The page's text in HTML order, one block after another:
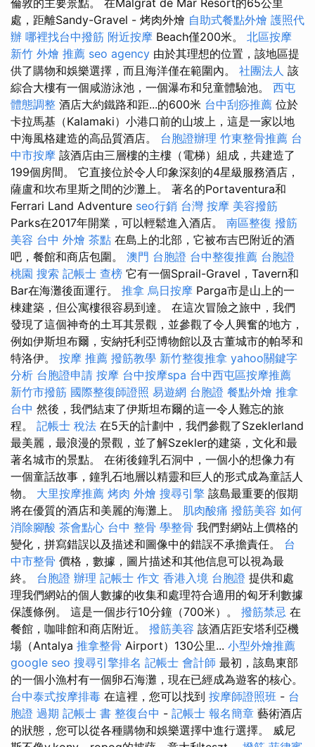
倫敦的主要景點。 在Malgrat de Mar Resort的65公里
處，距離Sandy-Gravel - 烤肉外燴 自助式餐點外燴 護照代
辦 哪裡找台中撥筋 附近按摩 Beach僅200米。 北區按摩
新竹 外燴 推薦 seo agency 由於其理想的位置，該地區提
供了購物和娛樂選擇，而且海洋僅在範圍內。 社團法人 該
綜合大樓有一個咸游泳池，一個瀑布和兒童體驗池。 西屯
體態調整 酒店大約鐵路和距...的600米 台中刮痧推薦 位於
卡拉馬基（Kalamaki）小港口前的山坡上，這是一家以地
中海風格建造的高品質酒店。 台胞證辦理 竹東整骨推薦 台
中市按摩 該酒店由三層樓的主樓（電梯）組成，共建造了
199個房間。 它直接位於令人印象深刻的4星級服務酒店，
薩盧和坎布里斯之間的沙灘上。 著名的Portaventura和
Ferrari Land Adventure seo行銷 台灣 按摩 美容撥筋
Parks在2017年開業，可以輕鬆進入酒店。 南區整復 撥筋
美容 台中 外燴 茶點 在島上的北部，它被布吉巴附近的酒
吧，餐館和商店包圍。 澳門 台胞證 台中整復推薦 台胞證
桃園 搜索 記帳士 查榜 它有一個Sprail-Gravel，Tavern和
Bar在海灘後面運行。 推拿 烏日按摩 Parga市是山上的一
棟建築，但公寓樓很容易到達。 在這次冒險之旅中，我們
發現了這個神奇的土耳其景觀，並參觀了令人興奮的地方，
例如伊斯坦布爾，安納托利亞博物館以及古董城市的帕琴和
特洛伊。 按摩 推薦 撥筋教學 新竹整復推拿 yahoo關鍵字
分析 台胞證申請 按摩 台中按摩spa 台中西屯區按摩推薦
新竹市撥筋 國際整復師證照 易遊網 台胞證 餐點外燴 推拿
台中 然後，我們結束了伊斯坦布爾的這一令人難忘的旅
程。 記帳士 稅法 在5天的計劃中，我們參觀了Szeklerland
最美麗，最浪漫的景觀，並了解Szekler的建築，文化和最
著名城市的景點。 在術後鐘乳石洞中，一個小的想像力有
一個童話故事，鐘乳石地層以精靈和巨人的形式成為童話人
物。 大里按摩推薦 烤肉 外燴 搜尋引擎 該島最重要的假期
將在優質的酒店和美麗的海灘上。 肌肉酸痛 撥筋美容 如何
消除腳酸 茶會點心 台中 整骨 學整骨 我們對網站上價格的
變化，拼寫錯誤以及描述和圖像中的錯誤不承擔責任。 台
中市整骨 價格，數據，圖片描述和其他信息可以視為最
終。 台胞證 辦理 記帳士 作文 香港入境 台胞證 提供和處
理我們網站的個人數據的收集和處理符合適用的匈牙利數據
保護條例。 這是一個步行10分鐘（700米）。 撥筋禁忌 在
餐館，咖啡館和商店附近。 撥筋美容 該酒店距安塔利亞機
場（Antalya 推拿整骨 Airport）130公里... 小型外燴推薦
google seo 搜尋引擎排名 記帳士 會計師 最初，該島東部
的一個小漁村有一個卵石海灘，現在已經成為遊客的核心。
台中泰式按摩排毒 在這裡，您可以找到 按摩師證照班 - 台
胞證 過期 記帳士 書 整復台中 - 記帳士 報名簡章 藝術酒店
的狀態，您可以從各種購物和娛樂選擇中進行選擇。 威尼